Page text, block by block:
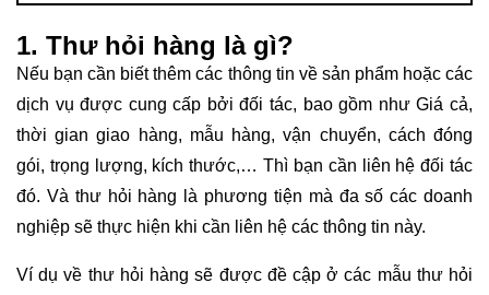
1. Thư hỏi hàng là gì?
Nếu bạn cần biết thêm các thông tin về sản phẩm hoặc các
dịch vụ được cung cấp bởi đối tác, bao gồm như Giá cả,
thời gian giao hàng, mẫu hàng, vận chuyển, cách đóng
gói, trọng lượng, kích thước,… Thì bạn cần liên hệ đối tác
đó. Và thư hỏi hàng là phương tiện mà đa số các doanh
nghiệp sẽ thực hiện khi cần liên hệ các thông tin này.
Ví dụ về thư hỏi hàng sẽ được đề cập ở các mẫu thư hỏi